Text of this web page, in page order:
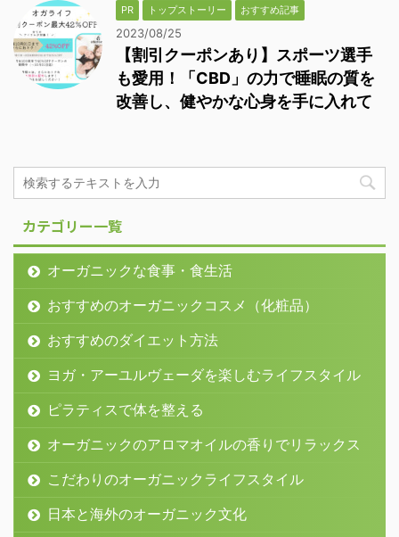
PR トップストーリー おすすめ記事
2023/08/25
【割引クーポンあり】スポーツ選手
も愛用！「CBD」の力で睡眠の質を
改善し、健やかな心身を手に入れて
カテゴリー一覧
オーガニックな食事・食生活
おすすめのオーガニックコスメ（化粧品）
おすすめのダイエット方法
ヨガ・アーユルヴェーダを楽しむライフスタイル
ピラティスで体を整える
オーガニックのアロマオイルの香りでリラックス
こだわりのオーガニックライフスタイル
日本と海外のオーガニック文化